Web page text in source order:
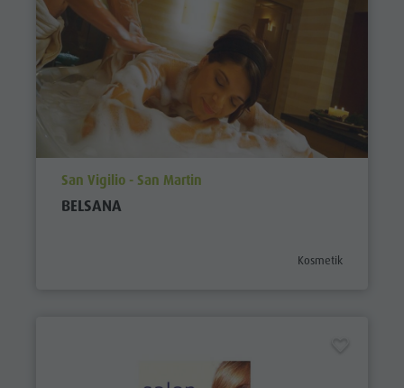
aria.poi_location_prefix
San Vigilio - San Martin
BELSANA
Kosmetik